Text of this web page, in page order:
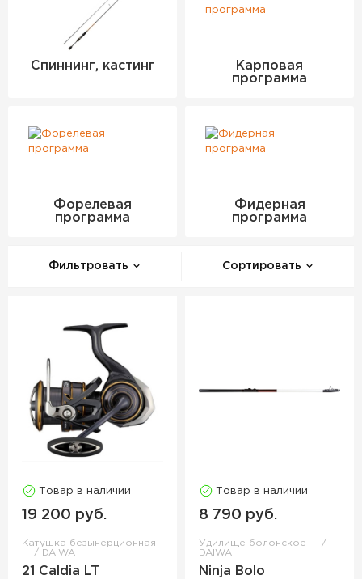
Спиннинг, кастинг
Карповая
программа
Форелевая
программа
Фидерная
программа
Фильтровать Сортировать
Товар в наличии
19 200 руб.
Катушка безынерционная
DAIWA
21 Caldia LT
Товар в наличии
8 790 руб.
Удилище болонское
DAIWA
Ninja Bolo